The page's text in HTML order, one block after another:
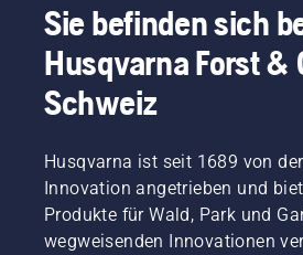
Sie befinden sich
Husqvarna Forst &
Schweiz
Husqvarna ist seit 1689 von
Innovation angetrieben und
Produkte für Wald, Park und
wegweisenden Innovationen